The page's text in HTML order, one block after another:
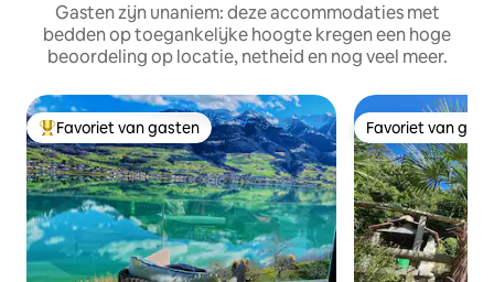
Gasten zijn unaniem: deze accommodaties met
bedden op toegankelijke hoogte kregen een hoge
beoordeling op locatie, netheid en nog veel meer.
Topfavoriet van gasten
Favoriet van gasten Favoriet van
Favoriet van